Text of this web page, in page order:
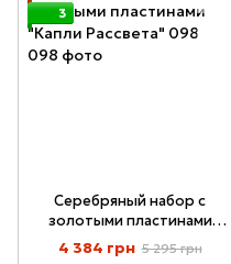
3
Серебряный набор с
золотыми пластинами
"Капли Рассвета" 098
4 384 грн 5 295 грн